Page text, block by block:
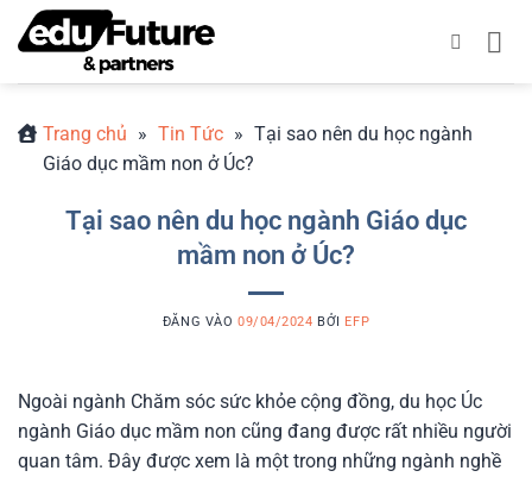
qua
Trang chủ » Tin Tức » Tại sao nên du học ngành
Giáo dục mầm non ở Úc?
Tại sao nên du học ngành Giáo dục
mầm non ở Úc?
ĐĂNG VÀO 09/04/2024 BỞI EFP
Ngoài ngành Chăm sóc sức khỏe cộng đồng, du học Úc
ngành Giáo dục mầm non cũng đang được rất nhiều người
quan tâm. Đây được xem là một trong những ngành nghề